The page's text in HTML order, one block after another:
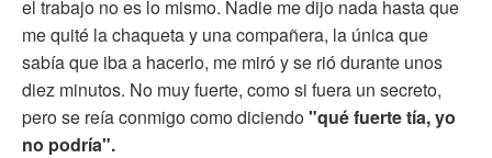
el trabajo no es lo mismo. Nadie me dijo nada hasta que
me quité la chaqueta y una compañera, la única que
sabía que iba a hacerlo, me miró y se rió durante unos
diez minutos. No muy fuerte, como si fuera un secreto,
pero se reía conmigo como diciendo"qué fuerte tía, yo
no podría".